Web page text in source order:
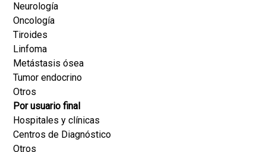
Neurología
Oncología
Tiroides
Linfoma
Metástasis ósea
Tumor endocrino
Otros
Por usuario final
Hospitales y clínicas
Centros de Diagnóstico
Otros